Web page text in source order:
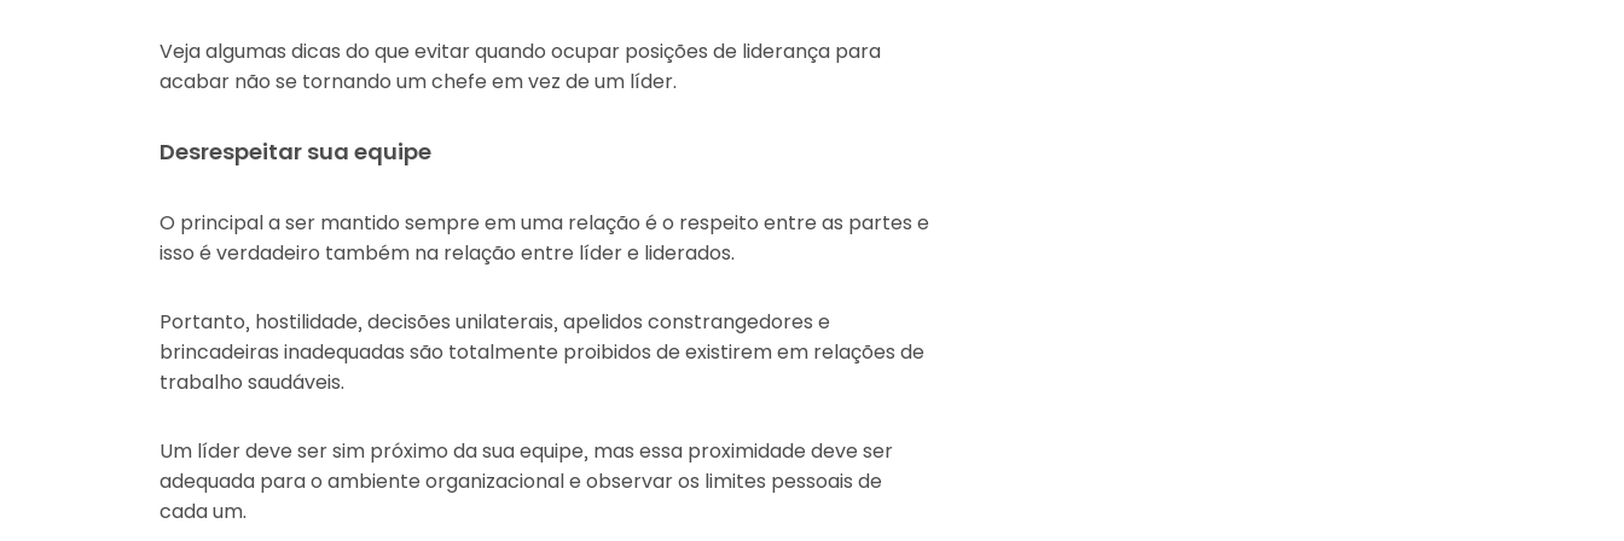
Veja algumas dicas do que evitar quando ocupar posições de liderança para
acabar não se tornando um chefe em vez de um líder.
Desrespeitar sua equipe
O principal a ser mantido sempre em uma relação é o respeito entre as partes e
isso é verdadeiro também na relação entre líder e liderados.
Portanto, hostilidade, decisões unilaterais, apelidos constrangedores e
brincadeiras inadequadas são totalmente proibidos de existirem em relações de
trabalho saudáveis.
Um líder deve ser sim próximo da sua equipe, mas essa proximidade deve ser
adequada para o ambiente organizacional e observar os limites pessoais de
cada um.